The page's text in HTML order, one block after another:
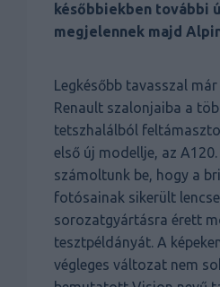
későbbiekben további
megjelennek majd
Legkésőbb tavasszal
Renault szalonjaiba a
tetszhalálból
első új modellje, az
számoltunk be, hogy a
fotósainak sikerült
sorozatgyártásra érett
tesztpéldányát. A
végleges változat nem